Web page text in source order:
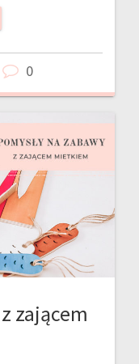
0
zającem